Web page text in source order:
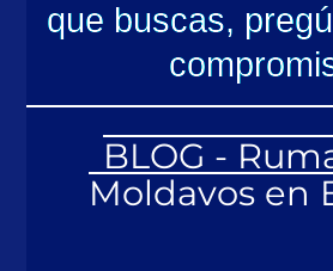
que buscas,
BLOG -
Moldavos en